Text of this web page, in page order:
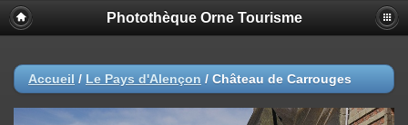
Photothèque Orne Tourisme
Accueil / Le Pays d'Alençon / Château de Carrouges